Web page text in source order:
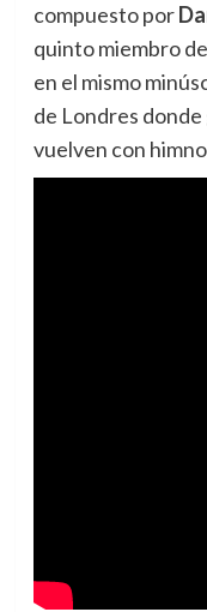
compuesto por
quinto miembro de
en el mismo
de Londres
vuelven con